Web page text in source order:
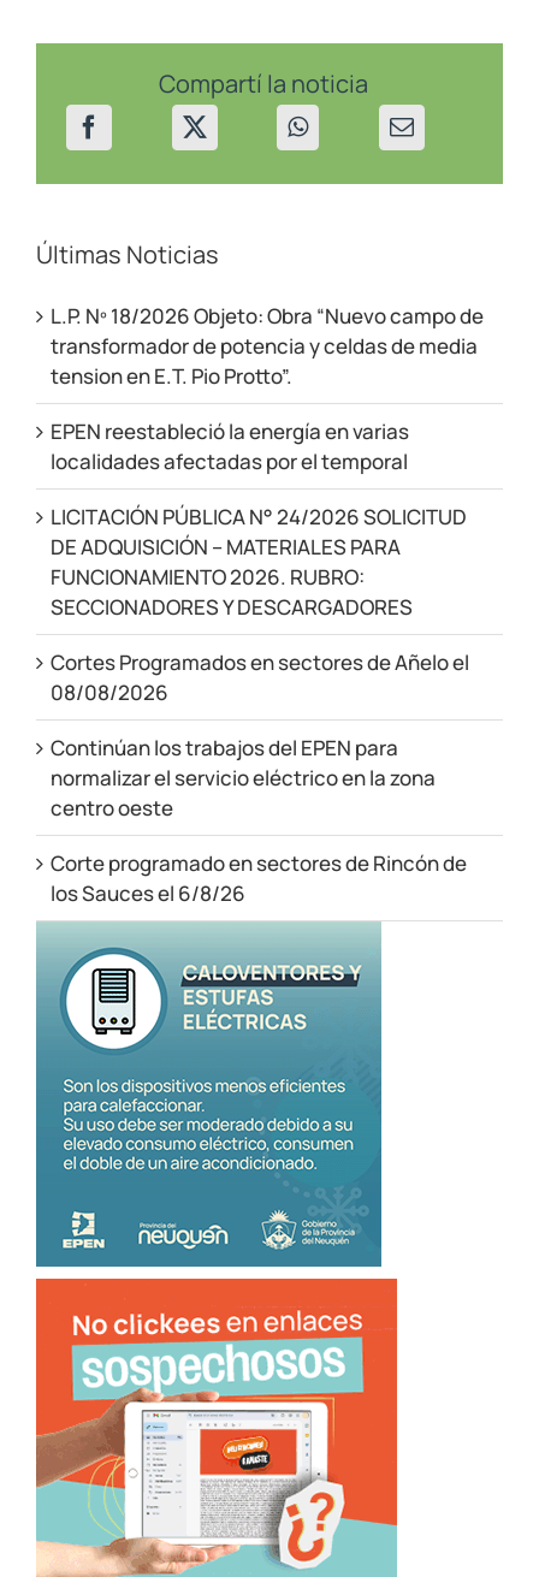
acuerdos
para
un
mejor
servicio
Compartí la noticia
Últimas Noticias
L.P. Nº 18/2026 Objeto: Obra “Nuevo campo de
transformador de potencia y celdas de media
tension en E.T. Pio Protto”.
EPEN reestableció la energía en varias
localidades afectadas por el temporal
LICITACIÓN PÚBLICA N° 24/2026 SOLICITUD
DE ADQUISICIÓN – MATERIALES PARA
FUNCIONAMIENTO 2026. RUBRO:
SECCIONADORES Y DESCARGADORES
Cortes Programados en sectores de Añelo el
08/08/2026
Continúan los trabajos del EPEN para
normalizar el servicio eléctrico en la zona
centro oeste
Corte programado en sectores de Rincón de
los Sauces el 6/8/26